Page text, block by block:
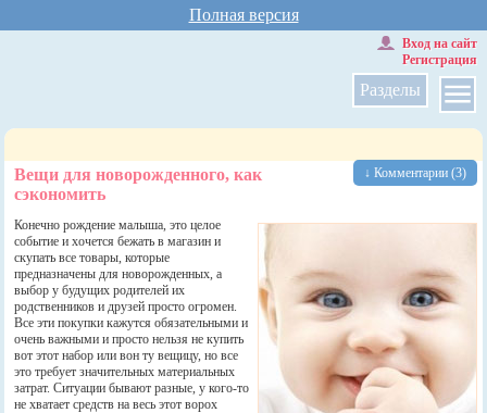
Полная версия
Разделы
Вход на сайт
Регистрация
↓ Комментарии (3)
Вещи для новорожденного, как
сэкономить
Конечно рождение малыша, это целое
событие и хочется бежать в магазин и
скупать все товары, которые
предназначены для новорожденных, а
выбор у будущих родителей их
родственников и друзей просто огромен.
Все эти покупки кажутся обязательными и
очень важными и просто нельзя не купить
вот этот набор или вон ту вещицу, но все
это требует значительных материальных
затрат. Ситуации бывают разные, у кого-то
не хватает средств на весь этот ворох